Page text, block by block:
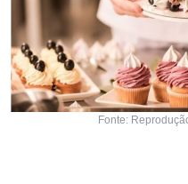
Fonte: